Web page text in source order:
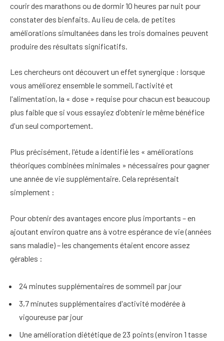
courir des marathons ou de dormir 10 heures par nuit pour
constater des bienfaits. Au lieu de cela, de petites
améliorations simultanées dans les trois domaines peuvent
produire des résultats significatifs.
Les chercheurs ont découvert un effet synergique : lorsque
vous améliorez ensemble le sommeil, l'activité et
l'alimentation, la « dose » requise pour chacun est beaucoup
plus faible que si vous essayiez d'obtenir le même bénéfice
d'un seul comportement.
Plus précisément, l'étude a identifié les « améliorations
théoriques combinées minimales » nécessaires pour gagner
une année de vie supplémentaire. Cela représentait
simplement :
Pour obtenir des avantages encore plus importants – en
ajoutant environ quatre ans à votre espérance de vie (années
sans maladie) – les changements étaient encore assez
gérables :
24 minutes supplémentaires de sommeil par jour
3,7 minutes supplémentaires d'activité modérée à
vigoureuse par jour
Une amélioration diététique de 23 points (environ 1 tasse